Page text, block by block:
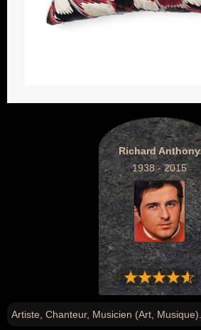
Richard Anthony
1938 - 2015
Artiste, Chanteur, Musicien (Art, Musique).